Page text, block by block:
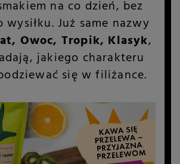
na co dzień, bez
wysiłku. Już same nazwy
Owoc, Tropik, Klasyk,
jakiego charakteru
się w filiżance.